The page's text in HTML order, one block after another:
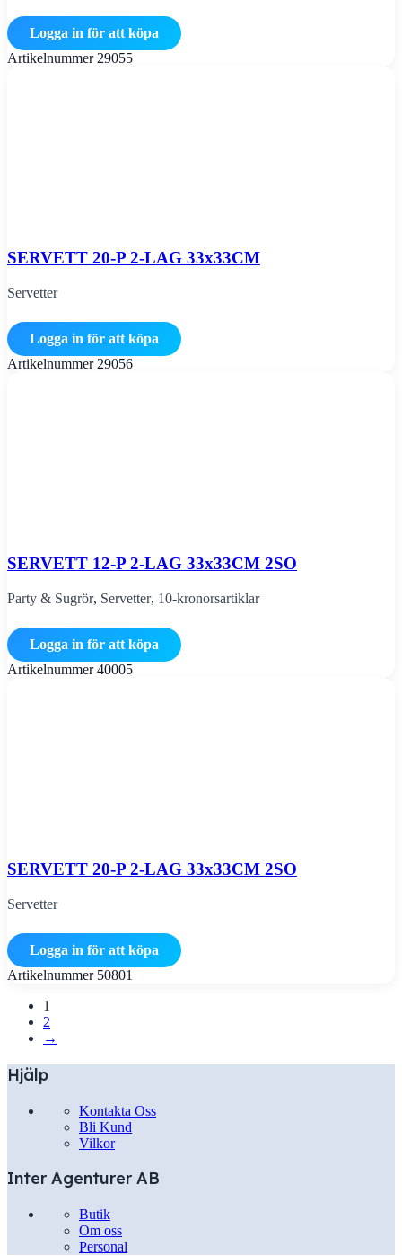
Logga in för att köpa
Artikelnummer 29055
SERVETT 20-P 2-LAG 33x33CM
Servetter
Logga in för att köpa
Artikelnummer 29056
SERVETT 12-P 2-LAG 33x33CM 2SO
Party & Sugrör, Servetter, 10-kronorsartiklar
Logga in för att köpa
Artikelnummer40005
SERVETT 20-P 2-LAG 33x33CM 2SO
Servetter
Logga in för att köpa
Artikelnummer 50801
1
2
→
Hjälp
Kontakta Oss
Bli Kund
Vilkor
Inter Agenturer AB
Butik
Om oss
Personal